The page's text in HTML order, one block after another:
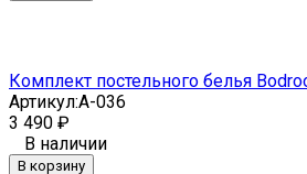
Комплект постельного белья
Артикул:A-036
3 490 ₽
В наличии
В корзину